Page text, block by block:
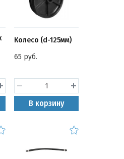
Колесо (d-125мм)
65 руб.
В корзину